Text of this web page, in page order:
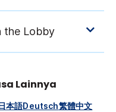
Lainnya
本語Deutsch繁體中文